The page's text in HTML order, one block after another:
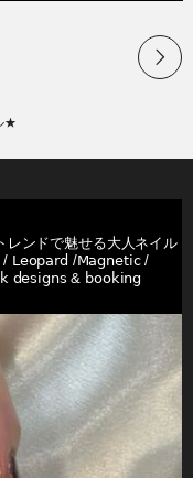
★
ンドで魅せる大人ネイル
/ 𝖫𝖾𝗈𝗉𝖺𝗋𝖽 /𝖬𝖺𝗀𝗇𝖾𝗍𝗂𝖼 /
𝖽𝖾𝗌𝗂𝗀𝗇𝗌 & 𝖻𝗈𝗈𝗄𝗂𝗇𝗀